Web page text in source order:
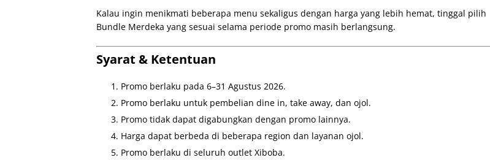
Kalau ingin menikmati beberapa menu sekaligus dengan harga yang lebih hemat, tinggal pilih
Bundle Merdeka yang sesuai selama periode promo masih berlangsung.
Syarat & Ketentuan
Promo berlaku pada 6–31 Agustus 2026.
Promo berlaku untuk pembelian dine in, take away, dan ojol.
Promo tidak dapat digabungkan dengan promo lainnya.
Harga dapat berbeda di beberapa region dan layanan ojol.
Promo berlaku di seluruh outlet Xiboba.